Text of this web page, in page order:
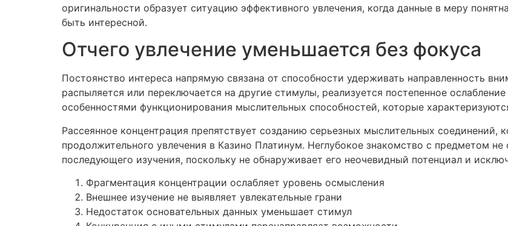
оригинальности образует ситуацию эффективного увлечения, когда данные в меру
быть интересной.
Отчего увлечение уменьшается без фокуса
Постоянство интереса напрямую связана от способности удерживать направленность
распыляется или переключается на другие стимулы, реализуется постепенное
особенностями функционирования мыслительных способностей, которые
Рассеянное концентрация препятствует созданию серьезных мыслительных
продолжительного увлечения в Казино Платинум. Неглубокое знакомство с предметом
последующего изучения, поскольку не обнаруживает его неочевидный потенциал и
Фрагментация концентрации ослабляет уровень осмысления
Внешнее изучение не выявляет увлекательные грани
Недостаток основательных данных уменьшает стимул